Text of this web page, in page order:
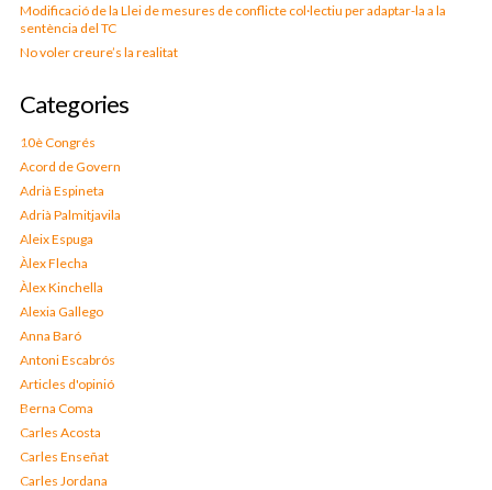
Modificació de la Llei de mesures de conflicte col·lectiu per adaptar-la a la
sentència del TC
No voler creure’s la realitat
Categories
10è Congrés
Acord de Govern
Adrià Espineta
Adrià Palmitjavila
Aleix Espuga
Àlex Flecha
Àlex Kinchella
Alexia Gallego
Anna Baró
Antoni Escabrós
Articles d'opinió
Berna Coma
Carles Acosta
Carles Enseñat
Carles Jordana